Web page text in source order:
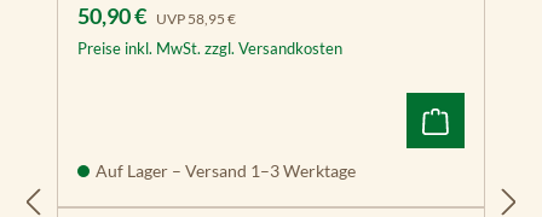
Verkaufspreis:
50,90 € UVP Regulärer Preis:
58,95 €
Preise inkl. MwSt. zzgl. Versandkosten
Auf Lager – Versand 1–3 Werktage